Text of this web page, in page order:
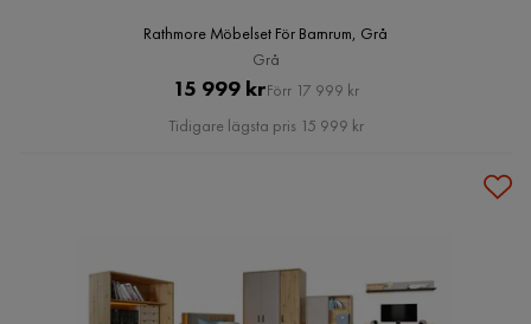
Rathmore Möbelset För Barnrum, Grå
Grå
Pris
15 999 krOriginal
Pris
Förr 17 999 kr
Tidigare lägsta pris 15 999 kr